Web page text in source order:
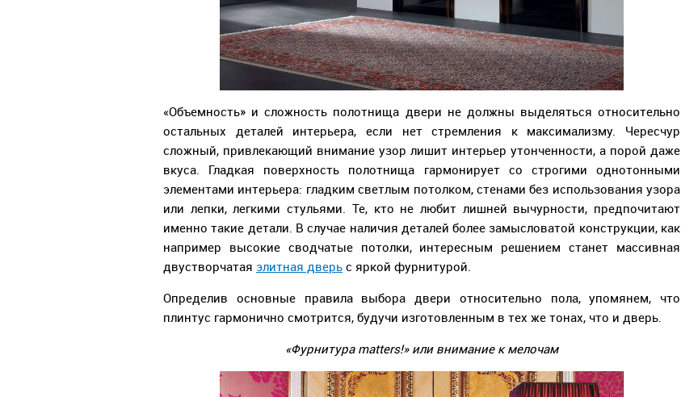
«Объемность» и сложность полотнища двери не должны выделяться относительно
остальных деталей интерьера, если нет стремления к максимализму. Чересчур
сложный, привлекающий внимание узор лишит интерьер утонченности, а порой даже
вкуса. Гладкая поверхность полотнища гармонирует со строгими однотонными
элементами интерьера: гладким светлым потолком, стенами без использования узора
или лепки, легкими стульями. Те, кто не любит лишней вычурности, предпочитают
именно такие детали. В случае наличия деталей более замысловатой конструкции, как
например высокие сводчатые потолки, интересным решением станет массивная
двустворчатая элитная дверь с яркой фурнитурой.
Определив основные правила выбора двери относительно пола, упомянем, что
плинтус гармонично смотрится, будучи изготовленным в тех же тонах, что и дверь.
«Фурнитура matters!» или внимание к мелочам